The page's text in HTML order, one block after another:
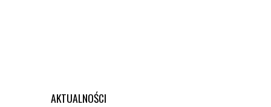
AKTUALNOŚCI